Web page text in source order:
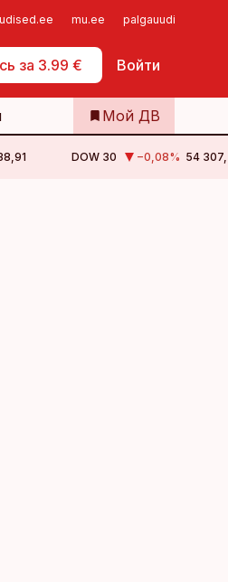
mu.ee palgauudised.ee
за 3.99 € Войти
Мой ДВ
DOW 30 −0,08% 54